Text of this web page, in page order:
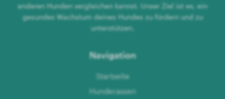
anderen Hunden vergleichen kannst. Unser Ziel ist es, ein
gesundes Wachstum deines Hundes zu fördern und zu
unterstützen.
Navigation
Startseite
Hunderassen